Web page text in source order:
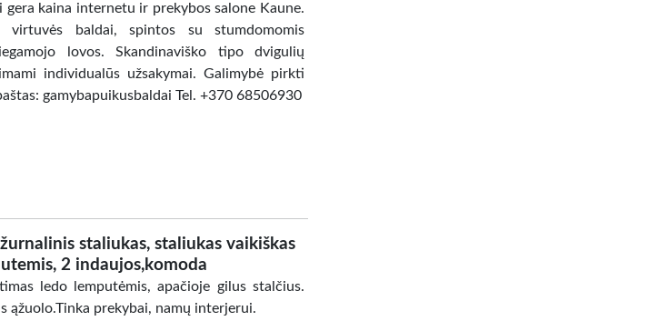
gera kaina internetu ir prekybos salone Kaune.
virtuvės baldai, spintos su stumdomomis
lovos. Skandinaviško tipo dvigulių
individualūs užsakymai. Galimybė pirkti
gamybapuikusbaldai Tel. +370 68506930
staliukas, staliukas vaikiškas
2 indaujos,komoda
ledo lemputėmis, apačioje gilus stalčius.
ąžuolo.Tinka prekybai, namų interjerui.